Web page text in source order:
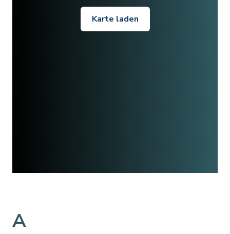
Karte laden
A